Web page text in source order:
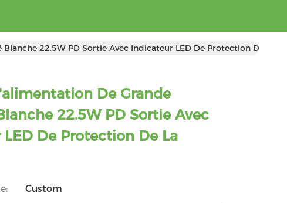
22.5W PD Sortie Avec Indicateur LED De Protection De La
De Grande
22.5W PD Sortie Avec
De Protection De La
Custom